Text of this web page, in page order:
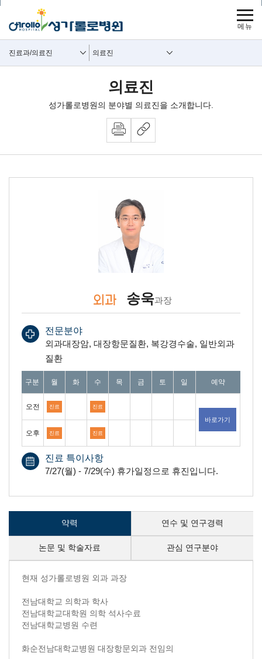
사이트
보조메뉴
진료과/의료진 의료진
의료진
성가롤로병원의 분야별 의료진을 소개합니다.
외과 송욱과장
전문분야
외과대장암, 대장항문질환, 복강경수술, 일반외과
질환
구분
월 화 수 목 금 토 일 예약
오전 진료 진료
바로가기
오후 진료 진료
진료 특이사항
7/27(월) - 7/29(수) 휴가일정으로 휴진입니다.
약력 연수 및 연구경력
논문 및 학술자료
관심 연구분야
약력 내용시작
현재 성가롤로병원 외과 과장
전남대학교 의학과 학사
전남대학교대학원 의학 석사수료
전남대학교병원 수련
화순전남대학교병원 대장항문외과 전임의